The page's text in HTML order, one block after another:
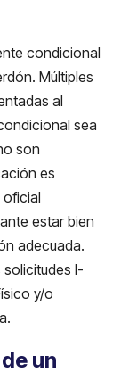
condicional
Múltiples
al
sea
son
es
oficial
estar bien
adecuada.
I-
y/o
un